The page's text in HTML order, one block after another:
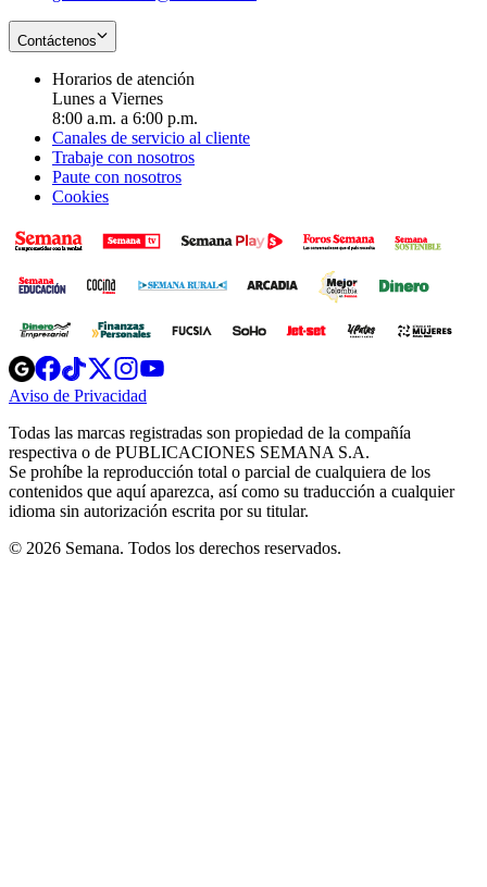
Contáctenos
Horarios de atención
Lunes a Viernes
8:00 a.m. a 6:00 p.m.
Canales de servicio al cliente
Trabaje con nosotros
Paute con nosotros
Cookies
Opens
in
new
Opens
in
new
Opens
in
new
window
Opens
new
windowwindow
Aviso de Privacidad
new
window
Todas las marcas registradas son propiedad de la compañía
respectiva o de PUBLICACIONES SEMANA S.A.
Se prohíbe la reproducción total o parcial de cualquiera de los
contenidos que aquí aparezca, así como su traducción a cualquier
idioma sin autorización escrita por su titular.
© 2026 Semana. Todos los derechos reservados.